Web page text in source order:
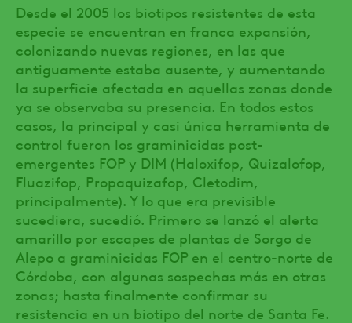
Desde el 2005 los biotipos resistentes de esta
especie se encuentran en franca expansión,
colonizando nuevas regiones, en las que
antiguamente estaba ausente, y aumentando
la superficie afectada en aquellas zonas donde
ya se observaba su presencia. En todos estos
casos, la principal y casi única herramienta de
control fueron los graminicidas post-
emergentes FOP y DIM (Haloxifop, Quizalofop,
Fluazifop, Propaquizafop, Cletodim,
principalmente). Y lo que era previsible
sucediera, sucedió. Primero se lanzó el alerta
amarillo por escapes de plantas de Sorgo de
Alepo a graminicidas FOP en el centro-norte de
Córdoba, con algunas sospechas más en otras
zonas; hasta finalmente confirmar su
resistencia en un biotipo del norte de Santa Fe.